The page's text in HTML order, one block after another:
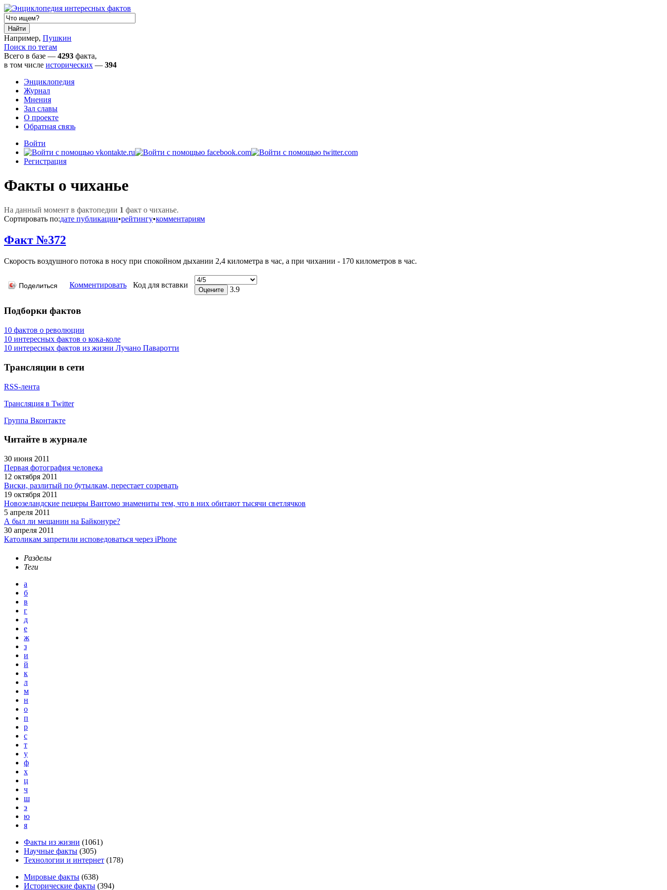
Например, Пушкин
Поиск по тегам
Всего в базе — 4293 факта,
в том числе исторических — 394
Энциклопедия
Журнал
Мнения
Зал славы
О проекте
Обратная связь
Войти
Регистрация
Факты о чиханье
На данный момент в фактопедии 1 факт о чиханье.
Сортировать по:дате публикации•рейтингу•комментариям
Факт №372
Скорость воздушного потока в носу при спокойном дыхании 2,4 километра в час, а при чихании - 170 километров в час.
Поделиться Комментировать Код для вставки
3.9
Подборки фактов
10 фактов о революции
10 интересных фактов о кока-коле
10 интересных фактов из жизни Лучано Паваротти
Трансляции в сети
RSS-лента
Трансляция в Twitter
Группа Вконтакте
Читайте в журнале
30 июня 2011
Первая фотография человека
12 октября 2011
Виски, разлитый по бутылкам, перестает созревать
19 октября 2011
Новозеландские пещеры Ваитомо знамениты тем, что в них обитают тысячи светлячков
5 апреля 2011
А был ли мещанин на Байконуре?
30 апреля 2011
Католикам запретили исповедоваться через iPhone
Разделы
Теги
а
б
в
г
д
е
ж
з
и
й
к
л
м
н
о
п
р
с
т
у
ф
х
ц
ч
ш
э
ю
я
Факты из жизни (1061)
Научные факты (305)
Технологии и интернет (178)
Мировые факты (638)
Исторические факты (394)